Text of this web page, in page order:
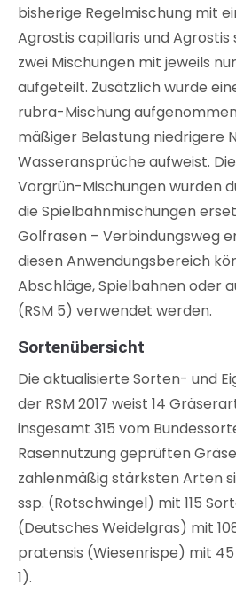
bisherige Regelmischung mit
Agrostis capillaris und
zwei Mischungen mit jeweils
aufgeteilt. Zusätzlich wurde
rubra-Mischung
mäßiger Belastung niedrigere
Wasseransprüche aufweist.
Vorgrün-Mischungen wurden
die Spielbahnmischungen
Golfrasen – Verbindungsweg
diesen Anwendungsbereich
Abschläge, Spielbahnen oder
(RSM 5) verwendet werden.
Sortenübersicht
Die aktualisierte Sorten- und
der RSM 2017 weist 14
insgesamt 315 vom
Rasennutzung geprüften
zahlenmäßig stärksten Arten
ssp. (Rotschwingel) mit 115
(Deutsches Weidelgras) mit
pratensis (Wiesenrispe) mit
1).